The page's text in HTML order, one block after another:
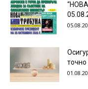
точно